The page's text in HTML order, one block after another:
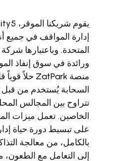
يقوم شريكنا الموقر، Unity5، بتحويل
المواقف في جميع أنحاء المملكة
وباعتبارها شركة موثوقة
في سوق إنفاذ المواقف، تقدّم
منصة ZatPark حلاً قوياً قائمًا على
يُستخدم من قبل قطاعات
بين المجالس المحلية والمشغّلين
تعمل ميزات المنصة الشاملة
تبسيط دورة حياة إدارة المواقف
من معالجة التذاكر والتصاريح
التعامل مع الطعون، مقدّمة